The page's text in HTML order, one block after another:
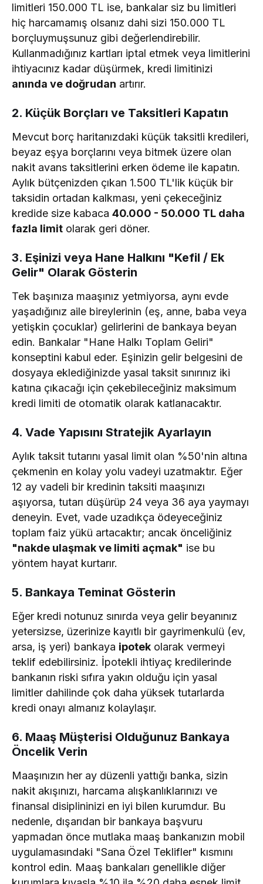
limitleri 150.000 TL ise, bankalar siz bu limitleri
hiç harcamamış olsanız dahi sizi 150.000 TL
borçluymuşsunuz gibi değerlendirebilir.
Kullanmadığınız kartları iptal etmek veya limitlerini
ihtiyacınız kadar düşürmek, kredi limitinizi
anında ve doğrudan artırır.
2. Küçük Borçları ve Taksitleri Kapatın
Mevcut borç haritanızdaki küçük taksitli kredileri,
beyaz eşya borçlarını veya bitmek üzere olan
nakit avans taksitlerini erken ödeme ile kapatın.
Aylık bütçenizden çıkan 1.500 TL'lik küçük bir
taksidin ortadan kalkması, yeni çekeceğiniz
kredide size kabaca40.000 - 50.000 TL daha
fazla limit olarak geri döner.
3. Eşinizi veya Hane Halkını "Kefil / Ek
Gelir" Olarak Gösterin
Tek başınıza maaşınız yetmiyorsa, aynı evde
yaşadığınız aile bireylerinin (eş, anne, baba veya
yetişkin çocuklar) gelirlerini de bankaya beyan
edin. Bankalar "Hane Halkı Toplam Geliri"
konseptini kabul eder. Eşinizin gelir belgesini de
dosyaya eklediğinizde yasal taksit sınırınız iki
katına çıkacağı için çekebileceğiniz maksimum
kredi limiti de otomatik olarak katlanacaktır.
4. Vade Yapısını Stratejik Ayarlayın
Aylık taksit tutarını yasal limit olan %50'nin altına
çekmenin en kolay yolu vadeyi uzatmaktır. Eğer
12 ay vadeli bir kredinin taksiti maaşınızı
aşıyorsa, tutarı düşürüp 24 veya 36 aya yaymayı
deneyin. Evet, vade uzadıkça ödeyeceğiniz
toplam faiz yükü artacaktır; ancak önceliğiniz
"nakde ulaşmak ve limiti açmak" ise bu
yöntem hayat kurtarır.
5. Bankaya Teminat Gösterin
Eğer kredi notunuz sınırda veya gelir beyanınız
yetersizse, üzerinize kayıtlı bir gayrimenkulü (ev,
arsa, iş yeri) bankaya ipotek olarak vermeyi
teklif edebilirsiniz. İpotekli ihtiyaç kredilerinde
bankanın riski sıfıra yakın olduğu için yasal
limitler dahilinde çok daha yüksek tutarlarda
kredi onayı almanız kolaylaşır.
6. Maaş Müşterisi Olduğunuz Bankaya
Öncelik Verin
Maaşınızın her ay düzenli yattığı banka, sizin
nakit akışınızı, harcama alışkanlıklarınızı ve
finansal disiplininizi en iyi bilen kurumdur. Bu
nedenle, dışarıdan bir bankaya başvuru
yapmadan önce mutlaka maaş bankanızın mobil
uygulamasındaki "Sana Özel Teklifler" kısmını
kontrol edin. Maaş bankaları genellikle diğer